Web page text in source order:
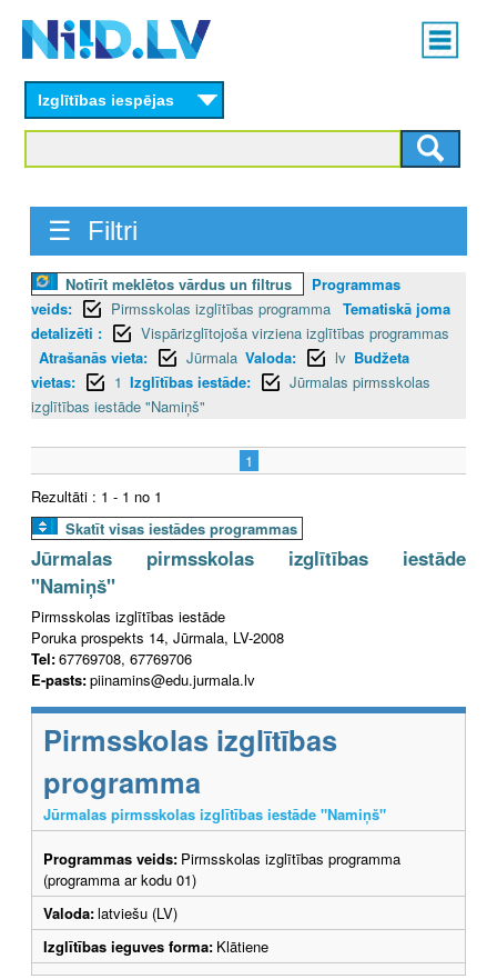
content
Main
menu
Izglītības iespējas
☰ Filtri
Notīrīt meklētos vārdus un filtrus
Programmas
veids:
Pirmsskolas izglītības programma Tematiskā joma
detalizēti :
Vispārizglītojoša virziena izglītības programmas
Atrašanās vieta:
Jūrmala Valoda: lv Budžeta
vietas:
1 Izglītības iestāde:
Jūrmalas pirmsskolas
izglītības iestāde "Namiņš"
1
Rezultāti : 1 - 1 no 1
Skatīt visas iestādes programmas
Jūrmalas pirmsskolas izglītības iestāde
"Namiņš"
Pirmsskolas izglītības iestāde
Poruka prospekts 14, Jūrmala, LV-2008
Tel:67769708, 67769706
E-pasts:piinamins@edu.jurmala.lv
Pirmsskolas izglītības
programma
Jūrmalas pirmsskolas izglītības iestāde "Namiņš"
Programmas veids: Pirmsskolas izglītības programma
(programma ar kodu 01)
Valoda:latviešu (LV)
Izglītības ieguves forma: Klātiene